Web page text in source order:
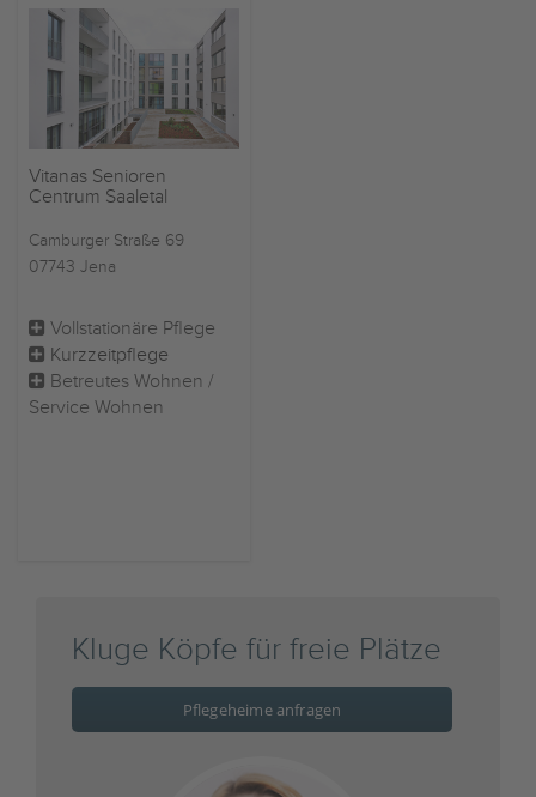
Vitanas Senioren
Centrum Saaletal
Camburger Straße 69
07743 Jena
Vollstationäre Pflege
Kurzzeitpflege
Betreutes Wohnen /
Service Wohnen
Kluge Köpfe für freie Plätze
Pflegeheime anfragen